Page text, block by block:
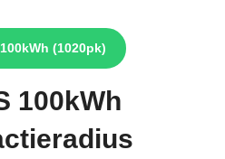
100kWh (1020pk)
100kWh